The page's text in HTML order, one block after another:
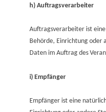
h) Auftragsverarbeiter
Auftragsverarbeiter ist
Behörde, Einrichtung oder
Daten im Auftrag des
i) Empfänger
Empfänger ist eine